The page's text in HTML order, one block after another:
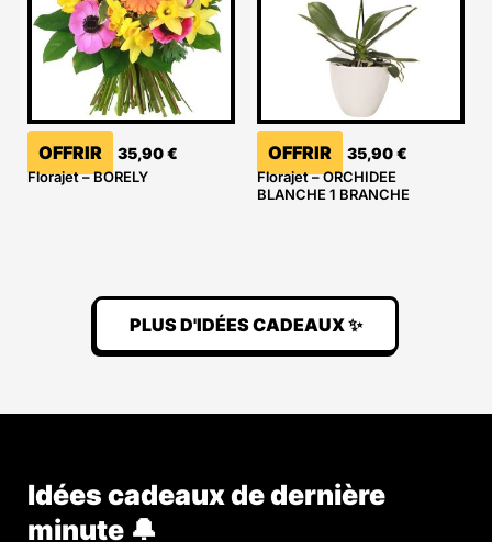
OFFRIR 35,90€
Florajet – BORELY
OFFRIR 35,90€
Florajet – ORCHIDEE
BLANCHE 1 BRANCHE
PLUS D'IDÉES CADEAUX ✨
Idées cadeaux de dernière
minute 🔔